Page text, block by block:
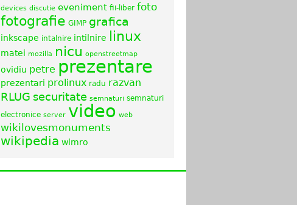
devices discutie eveniment fii-liber foto
fotografie GIMP grafica
inkscape intalnire intilnire linux
matei mozilla nicu openstreetmap
ovidiu petre prezentare
prezentari prolinux radu razvan
RLUG securitate semnaturi semnaturi
electronice server video web
wikilovesmonuments
wikipedia wlmro